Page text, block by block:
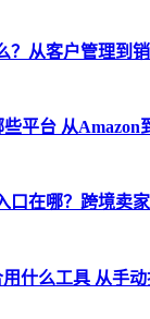
？从客户管理到
平台 从Amazon
口在哪？跨境卖
什么工具 从手